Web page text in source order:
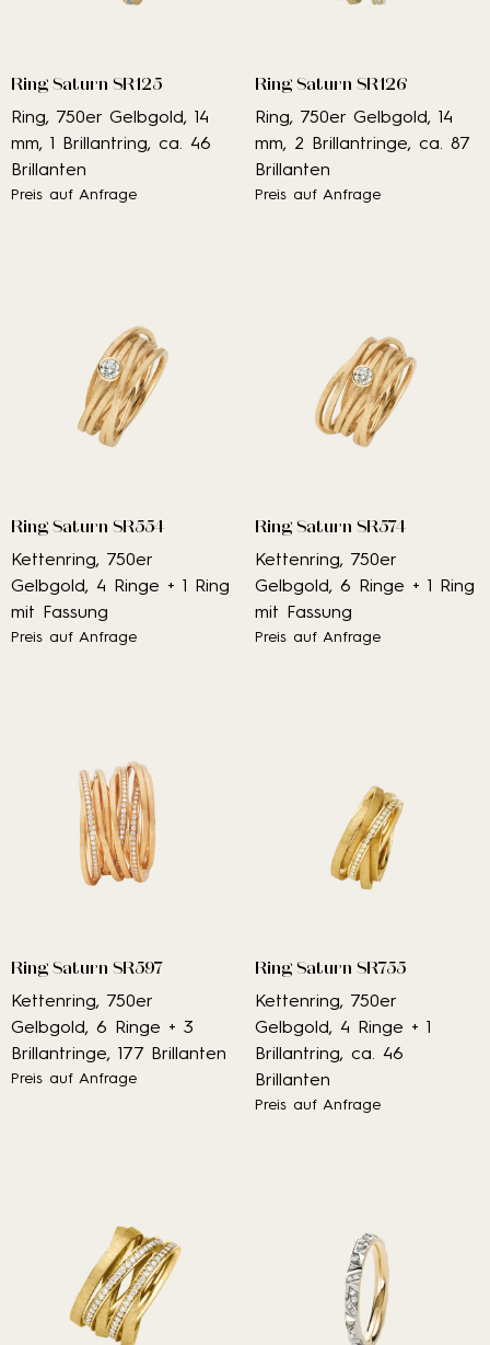
Ring Saturn SR125
Ring, 750er Gelbgold, 14
mm, 1 Brillantring, ca. 46
Brillanten
Preis auf Anfrage
Ring Saturn SR126
Ring, 750er Gelbgold, 14
mm, 2 Brillantringe, ca. 87
Brillanten
Preis auf Anfrage
Ring Saturn SR554
Kettenring, 750er
Gelbgold, 4 Ringe + 1 Ring
mit Fassung
Preis auf Anfrage
Ring Saturn SR574
Kettenring, 750er
Gelbgold, 6 Ringe + 1 Ring
mit Fassung
Preis auf Anfrage
Ring Saturn SR597
Kettenring, 750er
Gelbgold, 6 Ringe + 3
Brillantringe, 177 Brillanten
Preis auf Anfrage
Ring Saturn SR755
Kettenring, 750er
Gelbgold, 4 Ringe + 1
Brillantring, ca. 46
Brillanten
Preis auf Anfrage